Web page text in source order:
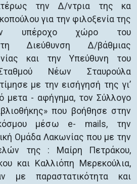
την Δ/ντρια της κα
για την φιλοξενία της
υπέροχο χώρο του
Διεύθυνση Δ/βάθμιας
και την Υπεύθυνη του
Σταθμού Νέων Σταυρούλα
με την εισήγησή της γι’
μετα - αφήγημα, τον Σύλλογο
που βοήθησε στην
μέσω e- mails, την
Ομάδα Λακωνίας που με την
της : Μαίρη Πετράκου,
και Καλλιόπη Μερεκούλια,
με παραστατικότητα και